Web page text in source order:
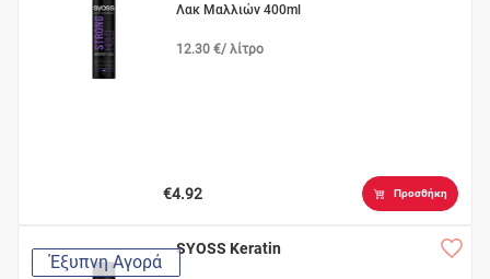
Λακ Μαλλιών 400ml
12.30 €/ λίτρο
€4.92 Προσθήκη
Έξυπνη Αγορά
SYOSS Keratin